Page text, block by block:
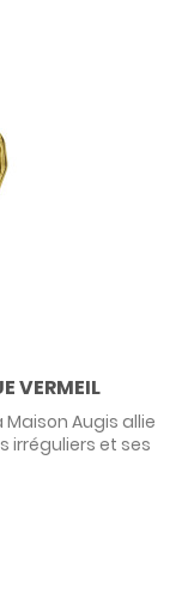
VERMEIL
Augis allie
irréguliers et ses
avec caractère.